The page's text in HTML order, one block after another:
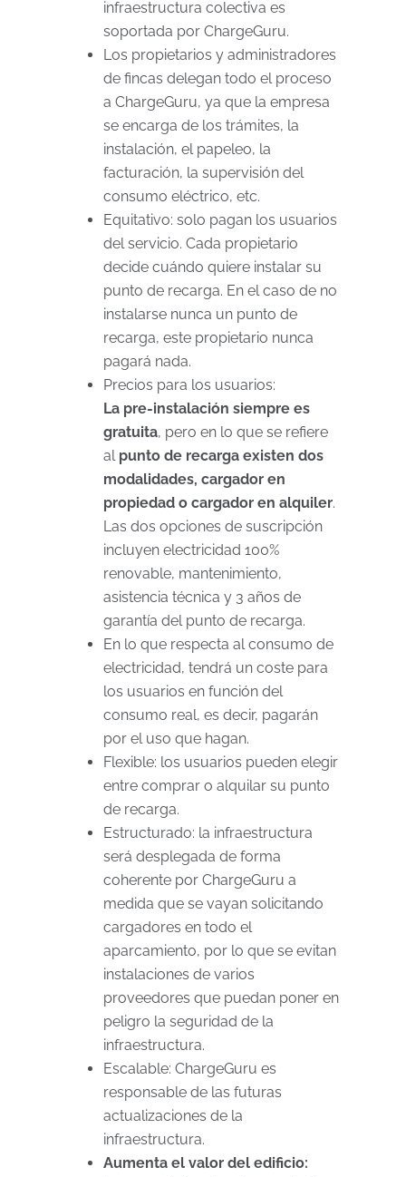
infraestructura colectiva es
soportada por ChargeGuru.
Los propietarios y administradores
de fincas delegan todo el proceso
a ChargeGuru, ya que la empresa
se encarga de los trámites, la
instalación, el papeleo, la
facturación, la supervisión del
consumo eléctrico, etc.
Equitativo: solo pagan los usuarios
del servicio. Cada propietario
decide cuándo quiere instalar su
punto de recarga. En el caso de no
instalarse nunca un punto de
recarga, este propietario nunca
pagará nada.
Precios para los usuarios:
La pre-instalación siempre es
gratuita, pero en lo que se refiere
al punto de recarga existen dos
modalidades, cargador en
propiedad o cargador en alquiler.
Las dos opciones de suscripción
incluyen electricidad 100%
renovable, mantenimiento,
asistencia técnica y 3 años de
garantía del punto de recarga.
En lo que respecta al consumo de
electricidad, tendrá un coste para
los usuarios en función del
consumo real, es decir, pagarán
por el uso que hagan.
Flexible: los usuarios pueden elegir
entre comprar o alquilar su punto
de recarga.
Estructurado: la infraestructura
será desplegada de forma
coherente por ChargeGuru a
medida que se vayan solicitando
cargadores en todo el
aparcamiento, por lo que se evitan
instalaciones de varios
proveedores que puedan poner en
peligro la seguridad de la
infraestructura.
Escalable: ChargeGuru es
responsable de las futuras
actualizaciones de la
infraestructura.
Aumenta el valor del edificio: